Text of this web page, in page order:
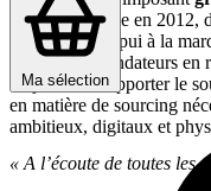
Ma sélection
de fonds réussie en
en effet son appui à la
les deux co-fondateurs
Objectif : lui apporter le
en matière de sourcing
ambitieux, digitaux et
« A l’écoute de toutes les